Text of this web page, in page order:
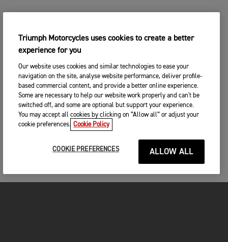
Triumph Motorcycles uses cookies to create a better
experience for you
Our website uses cookies and similar technologies to ease your
navigation on the site, analyse website performance, deliver profile-
based commercial content, and provide a better online experience.
Some are necessary to help our website work properly and can't be
switched off, and some are optional but support your experience.
You may accept all cookies by clicking on “Allow all” or adjust your
cookie preferences. Cookie Policy
COOKIE PREFERENCES ALLOW ALL